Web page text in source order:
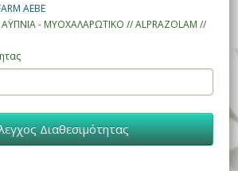
ΑΕΒΕ
ΑΫΠΝΙΑ - ΜΥΟΧΑΛΑΡΩΤΙΚΟ // ALPRAZOLAM //
Διαθεσιμότητας